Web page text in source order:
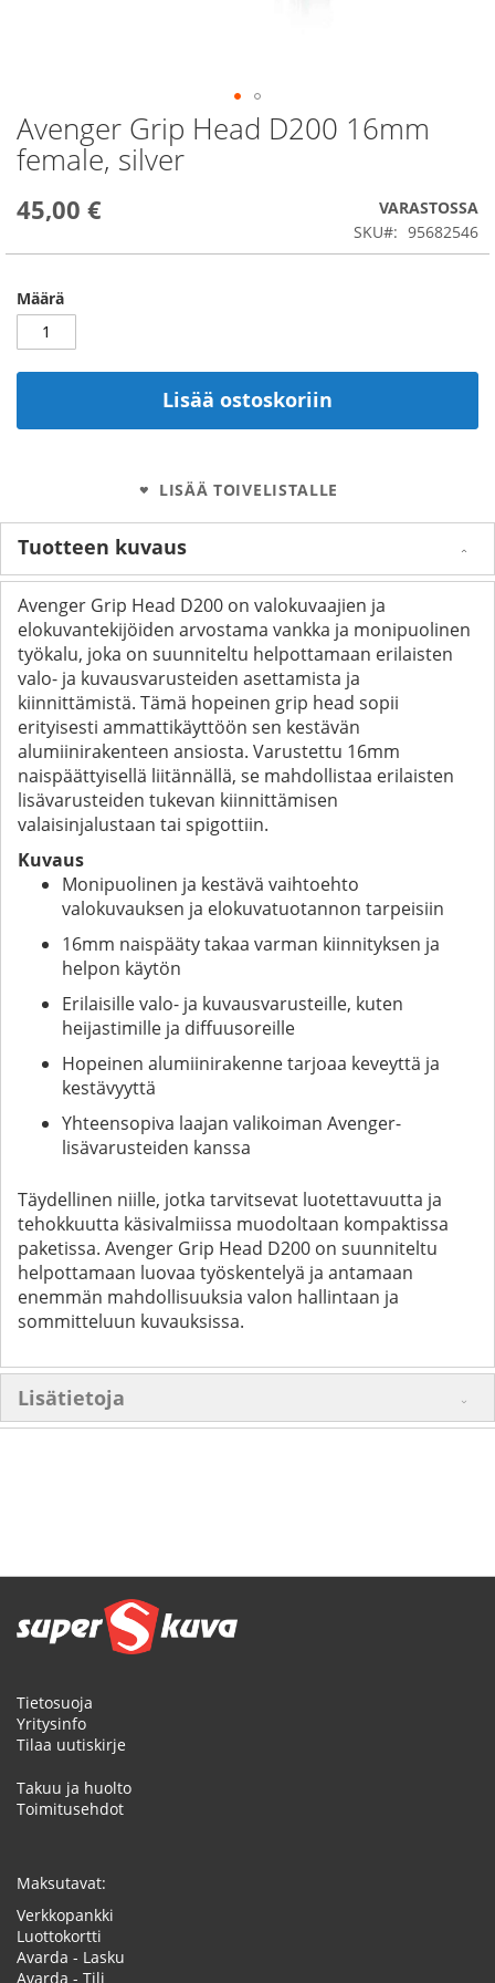
Avenger Grip Head D200 16mm
female, silver
45,00 €
VARASTOSSA
SKU
95682546
Määrä
Lisää ostoskoriin
LISÄÄ TOIVELISTALLE
Skip
to
the
of
Tuotteen kuvaus
Avenger Grip Head D200 on valokuvaajien ja
elokuvantekijöiden arvostama vankka ja monipuolinen
työkalu, joka on suunniteltu helpottamaan erilaisten
valo- ja kuvausvarusteiden asettamista ja
kiinnittämistä. Tämä hopeinen grip head sopii
erityisesti ammattikäyttöön sen kestävän
alumiinirakenteen ansiosta. Varustettu 16mm
naispäättyisellä liitännällä, se mahdollistaa erilaisten
lisävarusteiden tukevan kiinnittämisen
valaisinjalustaan tai spigottiin.
Kuvaus
Monipuolinen ja kestävä vaihtoehto
valokuvauksen ja elokuvatuotannon tarpeisiin
16mm naispääty takaa varman kiinnityksen ja
helpon käytön
Erilaisille valo- ja kuvausvarusteille, kuten
heijastimille ja diffuusoreille
Hopeinen alumiinirakenne tarjoaa keveyttä ja
kestävyyttä
Yhteensopiva laajan valikoiman Avenger-
lisävarusteiden kanssa
Täydellinen niille, jotka tarvitsevat luotettavuutta ja
tehokkuutta käsivalmiissa muodoltaan kompaktissa
paketissa. Avenger Grip Head D200 on suunniteltu
helpottamaan luovaa työskentelyä ja antamaan
enemmän mahdollisuuksia valon hallintaan ja
sommitteluun kuvauksissa.
Lisätietoja
Tietosuoja
Yritysinfo
Tilaa uutiskirje
Takuu ja huolto
Toimitusehdot
Maksutavat:
Verkkopankki
Luottokortti
Avarda - Lasku
Avarda - Tili